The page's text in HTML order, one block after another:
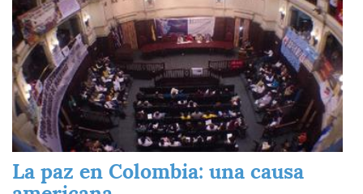
La paz en Colombia: una causa